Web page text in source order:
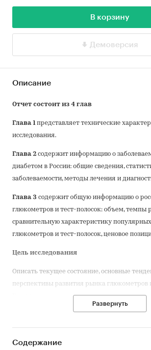
В корзину
Демоверсия
Описание
Отчет состоит из 4 глав
Глава 1представляет технические
исследования.
Глава 2 содержит информацию о
диабетом в России: общие сведения,
заболеваемости, методы лечения и
Глава 3 содержит общую информацию о
глюкометров и тест-полосок: объем, темпы
сравнительную характеристику
глюкометров и тест-полосок, ценовое
Цель исследования
Описать текущее состояние, основные
перспективы развития рынка глюкометров
заболеваемости, методы лечения и
Развернуть
Содержание